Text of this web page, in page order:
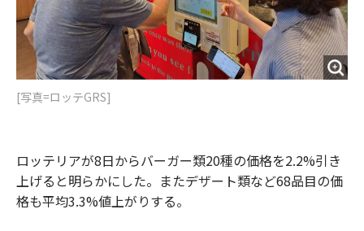
[写真=ロッテGRS]
ロッテリアが8日からバーガー類20種の価格を2.2%引き
上げると明らかにした。またデザート類など68品目の価
格も平均3.3%値上がりする。